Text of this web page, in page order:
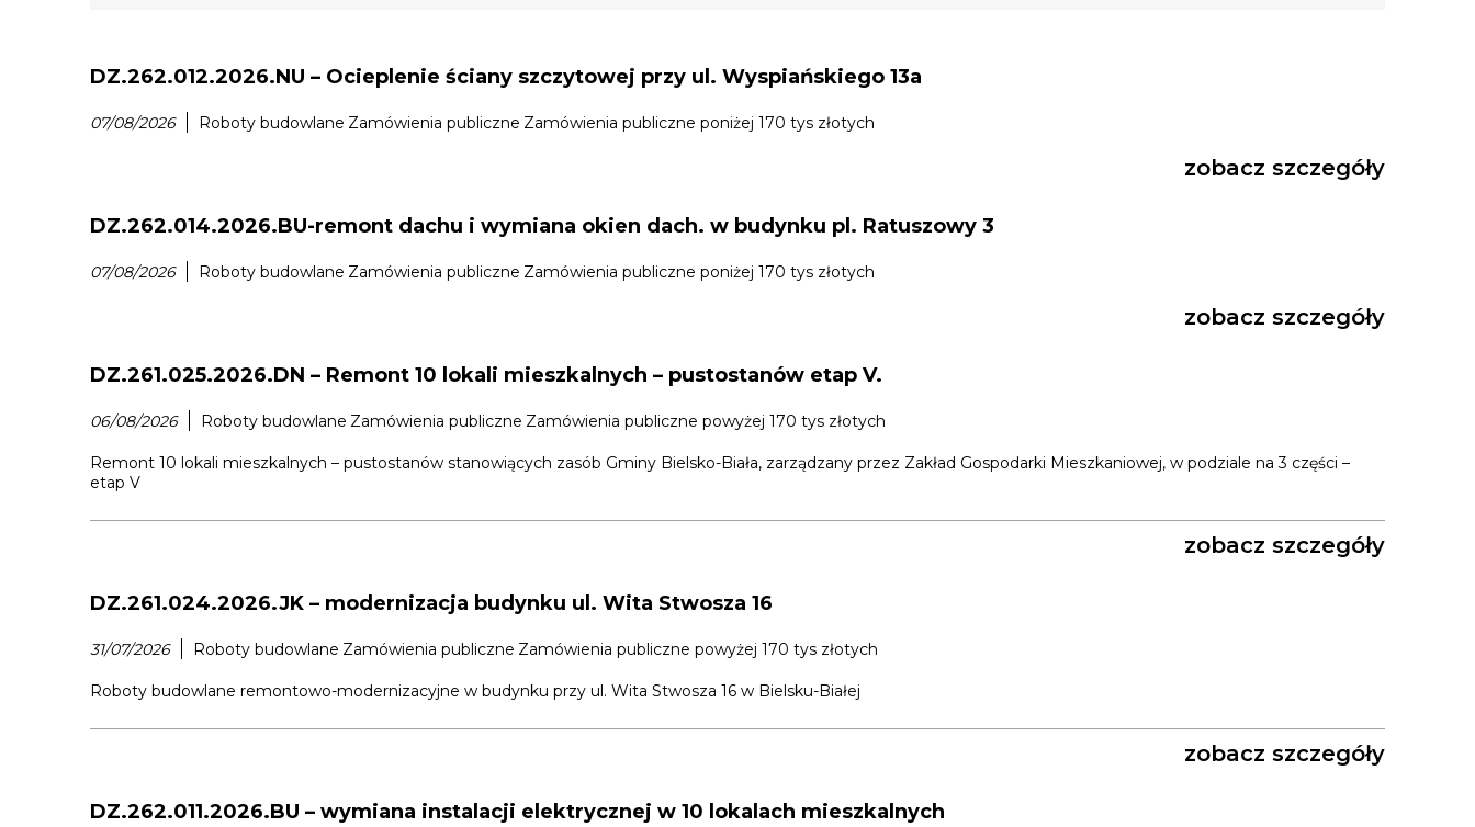
DZ.262.012.2026.NU – Ocieplenie ściany szczytowej przy ul. Wyspiańskiego 13a
07/08/2026 Roboty budowlane Zamówienia publiczne Zamówienia publiczne poniżej 170 tys złotych
zobacz szczegóły
DZ.262.014.2026.BU-remont dachu i wymiana okien dach. w budynku pl. Ratuszowy 3
07/08/2026 Roboty budowlane Zamówienia publiczne Zamówienia publiczne poniżej 170 tys złotych
zobacz szczegóły
DZ.261.025.2026.DN – Remont 10 lokali mieszkalnych – pustostanów etap V.
06/08/2026 Roboty budowlane Zamówienia publiczne Zamówienia publiczne powyżej 170 tys złotych
Remont 10 lokali mieszkalnych – pustostanów stanowiących zasób Gminy Bielsko-Biała, zarządzany przez Zakład Gospodarki Mieszkaniowej, w podziale na 3 części –
etap V
zobacz szczegóły
DZ.261.024.2026.JK – modernizacja budynku ul. Wita Stwosza 16
31/07/2026 Roboty budowlane Zamówienia publiczne Zamówienia publiczne powyżej 170 tys złotych
Roboty budowlane remontowo-modernizacyjne w budynku przy ul. Wita Stwosza 16 w Bielsku-Białej
zobacz szczegóły
DZ.262.011.2026.BU – wymiana instalacji elektrycznej w 10 lokalach mieszkalnych